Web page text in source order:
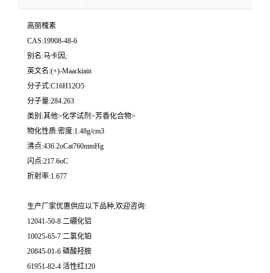
高丽槐素
CAS:19908-48-6
别名:马卡因;
英文名:(+)-Maackiain
分子式:C16H12O5
分子量:284.263
类别:其他>化学试剂>芳香化合物>
物化性质:密度:1.48g/cm3
沸点:436.2oCat760mmHg
闪点:217.6oC
折射率:1.677
生产厂家优惠供应以下品种,欢迎咨询:
12041-50-8 二硼化铝
10025-65-7 二氯化铂
20845-01-6 磷酸羟胺
61951-82-4 活性红120